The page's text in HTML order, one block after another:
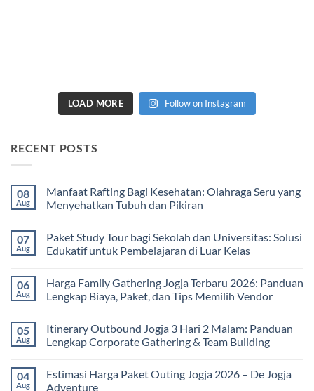
LOAD MORE Follow on Instagram
RECENT POSTS
08
Aug
Manfaat Rafting Bagi Kesehatan: Olahraga Seru yang
Menyehatkan Tubuh dan Pikiran
on
Manfaat
Rafting
Olahraga
Seru
yang
dan
Pikiran
07
Aug
Paket Study Tour bagi Sekolah dan Universitas: Solusi
Edukatif untuk Pembelajaran di Luar Kelas
on
Paket
Study
Sekolah
dan
Universitas:
untuk
Pembelajaran
06
Aug
Harga Family Gathering Jogja Terbaru 2026: Panduan
Lengkap Biaya, Paket, dan Tips Memilih Vendor
on
Harga
Family
Terbaru
2026:
05
Aug
Itinerary Outbound Jogja 3 Hari 2 Malam: Panduan
Lengkap Corporate Gathering & Team Building
on
Itinerary
04
Aug
Estimasi Harga Paket Outing Jogja 2026 – De Jogja
Adventure